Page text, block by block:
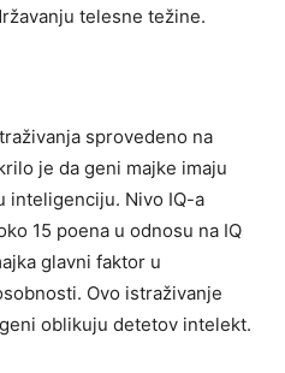
telesne težine.
sprovedeno na
je da geni majke imaju
inteligenciju. Nivo IQ-a
15 poena u odnosu na IQ
glavni faktor u
Ovo istraživanje
oblikuju detetov intelekt.